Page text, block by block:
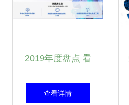
2019年度盘点 看
华为云数据库如何
查看详情